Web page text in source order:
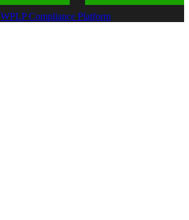
WPLP Compliance Platform